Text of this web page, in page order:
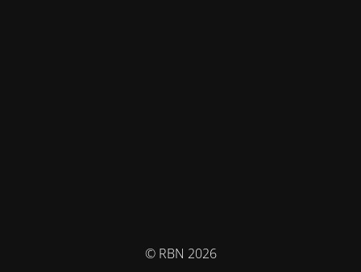
© RBN 2026